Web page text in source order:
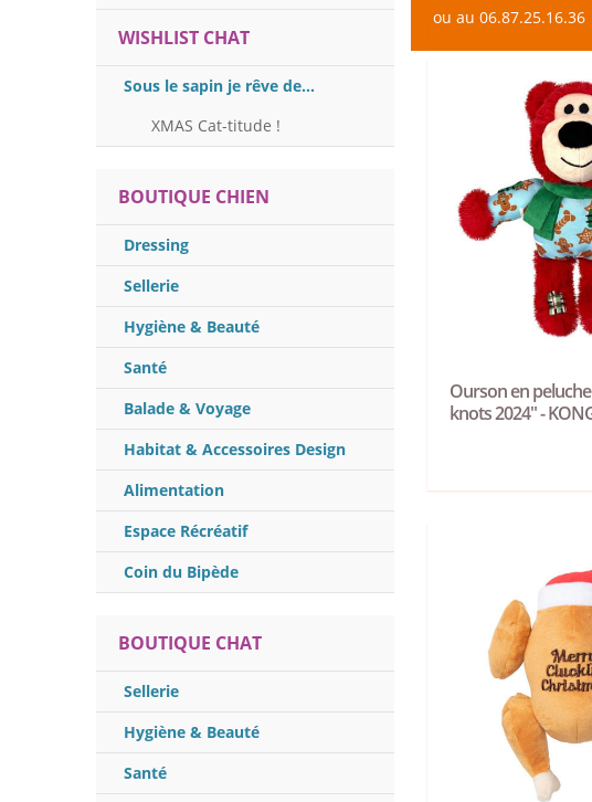
ou au 06.87.25.16.36
WISHLIST CHAT
Sous le sapin je rêve de...
XMAS Cat-titude !
BOUTIQUE CHIEN
Dressing
Sellerie
Hygiène & Beauté
Santé
Balade & Voyage
Habitat & Accessoires Design
Alimentation
Espace Récréatif
Coin du Bipède
BOUTIQUE CHAT
Sellerie
Hygiène & Beauté
Santé
Ourson en
knots 2024" -